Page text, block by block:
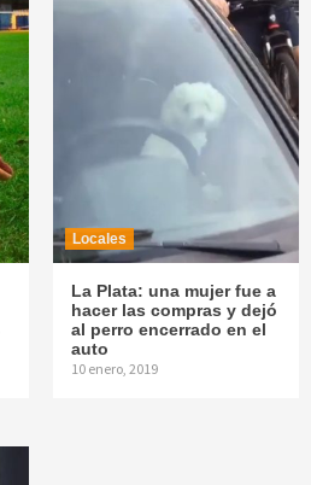
Locales
La Plata: una mujer fue a
hacer las compras y dejó
al perro encerrado en el
auto
10 enero, 2019